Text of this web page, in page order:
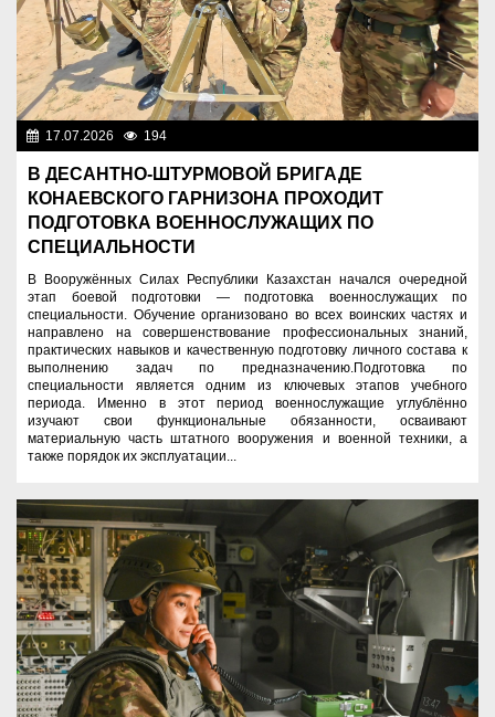
17.07.2026 194
В ДЕСАНТНО-ШТУРМОВОЙ БРИГАДЕ
КОНАЕВСКОГО ГАРНИЗОНА ПРОХОДИТ
ПОДГОТОВКА ВОЕННОСЛУЖАЩИХ ПО
СПЕЦИАЛЬНОСТИ
В Вооружённых Силах Республики Казахстан начался очередной
этап боевой подготовки — подготовка военнослужащих по
специальности. Обучение организовано во всех воинских частях и
направлено на совершенствование профессиональных знаний,
практических навыков и качественную подготовку личного состава к
выполнению задач по предназначению.Подготовка по
специальности является одним из ключевых этапов учебного
периода. Именно в этот период военнослужащие углублённо
изучают свои функциональные обязанности, осваивают
материальную часть штатного вооружения и военной техники, а
также порядок их эксплуатации...